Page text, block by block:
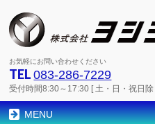
お気軽にお問い合わせください
TEL083-286-7229
受付時間8:30～17:30 [ 土・日・祝日除
MENU